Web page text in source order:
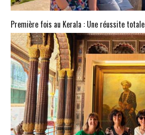
Première fois au Kerala : Une réussite totale